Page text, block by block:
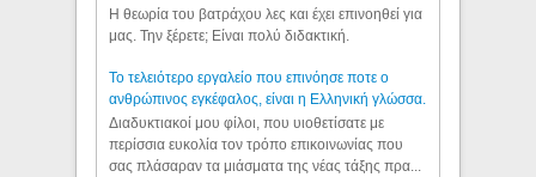
Η θεωρία του βατράχου λες και έχει επινοηθεί για
μας. Την ξέρετε; Είναι πολύ διδακτική.
Το τελειότερο εργαλείο που επινόησε ποτε ο
ανθρώπινος εγκέφαλος, είναι η Ελληνική γλώσσα.
Διαδυκτιακοί μου φίλοι, που υιοθετίσατε με
περίσσια ευκολία τον τρόπο επικοινωνίας που
σας πλάσαραν τα μιάσματα της νέας τάξης πρα...